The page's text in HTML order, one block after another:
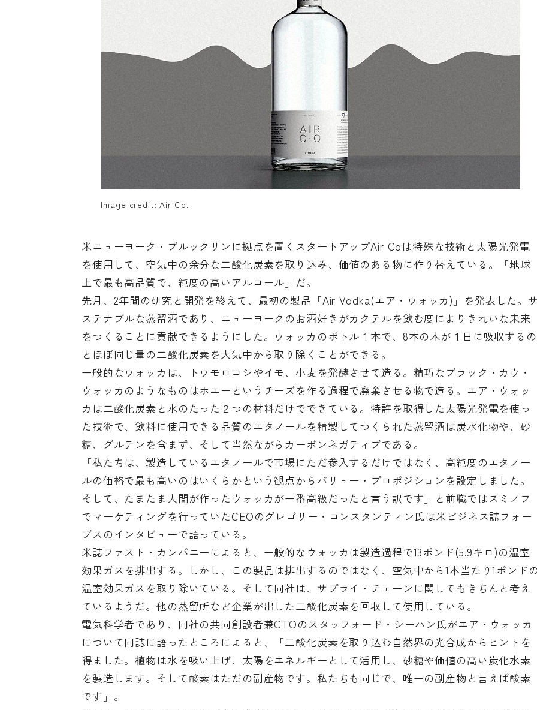
Image credit: Air Co.
米ニューヨーク・ブルックリンに拠点を置くスタートアップAir Coは特殊な技術と太陽光発電
を使用して、空気中の余分な二酸化炭素を取り込み、価値のある物に作り替えている。「地球
上で最も高品質で、純度の高いアルコール」だ。
先月、2年間の研究と開発を終えて、最初の製品「Air Vodka(エア・ウォッカ)」を発表した。
ステナブルな蒸留酒であり、ニューヨークのお酒好きがカクテルを飲む度によりきれいな未来
をつくることに貢献できるようにした。ウォッカのボトル１本で、8本の木が１日に吸収するの
とほぼ同じ量の二酸化炭素を大気中から取り除くことができる。
一般的なウォッカは、トウモロコシやイモ、小麦を発酵させて造る。精巧なブラック・カウ・
ウォッカのようなものはホエーというチーズを作る過程で廃棄させる物で造る。エア・ウォッ
カは二酸化炭素と水のたった２つの材料だけでできている。特許を取得した太陽光発電を使っ
た技術で、飲料に使用できる品質のエタノールを精製してつくられた蒸留酒は炭水化物や、砂
糖、グルテンを含まず、そして当然ながらカーボンネガティブである。
「私たちは、製造しているエタノールで市場にただ参入するだけではなく、高純度のエタノー
ルの価格で最も高いのはいくらかという観点からバリュー・プロポジションを設定しました。
そして、たまたま人間が作ったウォッカが一番高級だったと言う訳です」と前職ではスミノフ
でマーケティングを行っていたCEOのグレゴリー・コンスタンティン氏は米ビジネス誌フォー
ブスのインタビューで語っている。
米誌ファスト・カンパニーによると、一般的なウォッカは製造過程で13ポンド(5.9キロ)の温室
効果ガスを排出する。しかし、この製品は排出するのではなく、空気中から1本当たり1ポンド
温室効果ガスを取り除いている。そして同社は、サプライ・チェーンに関してもきちんと考え
ているようだ。他の蒸留所など企業が出した二酸化炭素を回収して使用している。
電気科学者であり、同社の共同創設者兼CTOのスタッフォード・シーハン氏がエア・ウォッカ
について同誌に語ったところによると、「二酸化炭素を取り込む自然界の光合成からヒントを
得ました。植物は水を吸い上げ、太陽をエネルギーとして活用し、砂糖や価値の高い炭化水素
を製造します。そして酸素はただの副産物です。私たちも同じで、唯一の副産物と言えば酸素
です」。